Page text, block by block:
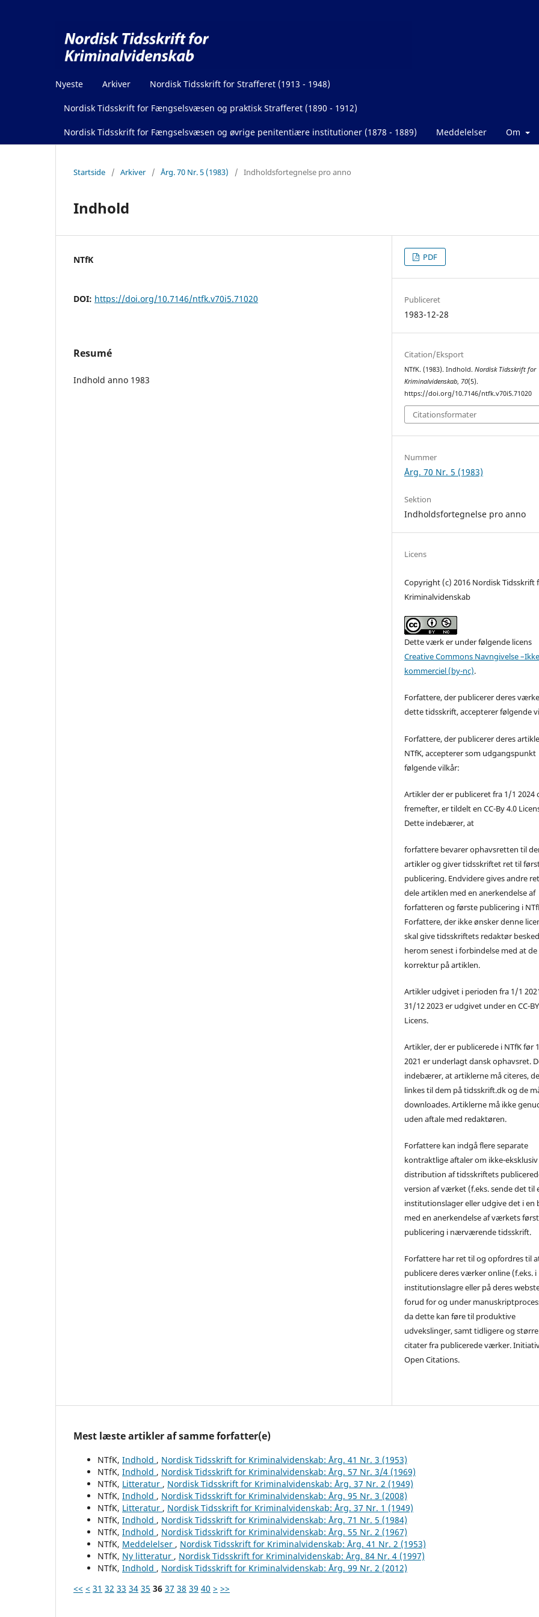
Nyeste Arkiver Nordisk Tidsskrift for Strafferet (1913 - 1948)
Nordisk Tidsskrift for Fængselsvæsen og praktisk Strafferet (1890 - 1912)
Nordisk Tidsskrift for Fængselsvæsen og øvrige penitentiære institutioner (1878 - 1889) Meddelelser Om
Startside / Arkiver / Årg. 70 Nr. 5 (1983) / Indholdsfortegnelse pro anno
Indhold
NTfK
DOI: https://doi.org/10.7146/ntfk.v70i5.71020
Resumé
Indhold anno 1983
PDF
Publiceret
1983-12-28
Citation/Eksport
NTfK. (1983). Indhold.Nordisk Tidsskrift for
Kriminalvidenskab, 70(5).
https://doi.org/10.7146/ntfk.v70i5.71020
Citationsformater
Nummer
Årg. 70 Nr. 5 (1983)
Sektion
Indholdsfortegnelse pro anno
Licens
Copyright (c) 2016 Nordisk Tidsskrift
Kriminalvidenskab
Dette værk er under følgende licens
Creative Commons Navngivelse
kommerciel (by-nc).
Forfattere, der publicerer deres
dette tidsskrift, accepterer følgende
Forfattere, der publicerer deres
NTfK, accepterer som udgangspunkt
følgende vilkår:
Artikler der er publiceret fra 1/1 2024
fremefter, er tildelt en CC-By 4.0
Dette indebærer, at
forfattere bevarer ophavsretten til
artikler og giver tidsskriftet ret til
publicering. Endvidere gives andre
dele artiklen med en anerkendelse af
forfatteren og første publicering i
Forfattere, der ikke ønsker denne
skal give tidsskriftets redaktør besked
herom senest i forbindelse med at
korrektur på artiklen.
Artikler udgivet i perioden fra 1/1
31/12 2023 er udgivet under en CC-
Licens.
Artikler, der er publicerede i NTfK før
2021 er underlagt dansk ophavsret.
indebærer, at artiklerne må citeres,
linkes til dem på tidsskrift.dk og de
downloades. Artiklerne må ikke
uden aftale med redaktøren.
Forfattere kan indgå flere separate
kontraktlige aftaler om ikke-eksklusiv
distribution af tidsskriftets
version af værket (f.eks. sende det til
institutionslager eller udgive det i en
med en anerkendelse af værkets
publicering i nærværende tidsskrift.
Forfattere har ret til og opfordres til
publicere deres værker online (f.eks. i
institutionslagre eller på deres
forud for og under
da dette kan føre til produktive
udvekslinger, samt tidligere og større
citater fra publicerede værker.
Open Citations.
Mest læste artikler af samme forfatter(e)
NTfK, Indhold , Nordisk Tidsskrift for Kriminalvidenskab: Årg. 41 Nr. 3 (1953)
NTfK, Indhold , Nordisk Tidsskrift for Kriminalvidenskab: Årg. 57 Nr. 3/4 (1969)
NTfK, Litteratur , Nordisk Tidsskrift for Kriminalvidenskab: Årg. 37 Nr. 2 (1949)
NTfK, Indhold , Nordisk Tidsskrift for Kriminalvidenskab: Årg. 95 Nr. 3 (2008)
NTfK, Litteratur , Nordisk Tidsskrift for Kriminalvidenskab: Årg. 37 Nr. 1 (1949)
NTfK, Indhold , Nordisk Tidsskrift for Kriminalvidenskab: Årg. 71 Nr. 5 (1984)
NTfK, Indhold , Nordisk Tidsskrift for Kriminalvidenskab: Årg. 55 Nr. 2 (1967)
NTfK, Meddelelser , Nordisk Tidsskrift for Kriminalvidenskab: Årg. 41 Nr. 2 (1953)
NTfK, Ny litteratur , Nordisk Tidsskrift for Kriminalvidenskab: Årg. 84 Nr. 4 (1997)
NTfK, Indhold , Nordisk Tidsskrift for Kriminalvidenskab: Årg. 99 Nr. 2 (2012)
<< < 31 32 33 34 35 36 37 38 39 40 > >>